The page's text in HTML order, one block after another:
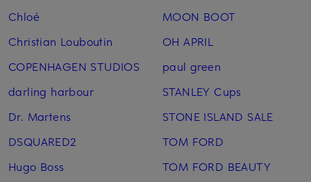
Chloé
Christian Louboutin
COPENHAGEN STUDIOS
darling harbour
Dr. Martens
DSQUARED2
Hugo Boss
MOON BOOT
OH APRIL
paul green
STANLEY Cups
STONE ISLAND SALE
TOM FORD
TOM FORD BEAUTY